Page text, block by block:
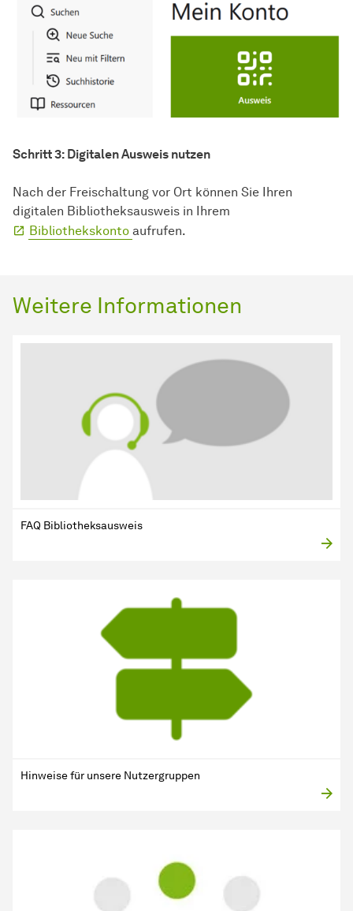
Schritt 3: Digitalen Ausweis nutzen
Nach der Freischaltung vor Ort können Sie Ihren
digitalen Bibliotheksausweis in Ihrem
Bibliothekskonto aufrufen.
Weitere Informationen
FAQ Bibliotheksausweis
Hinweise für unsere Nutzergruppen